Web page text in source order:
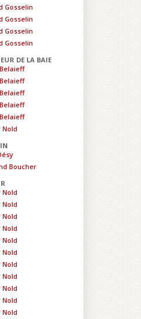
Gosselin
Gosselin
Gosselin
Gosselin
DE LA BAIE
Nold
Boucher
Nold
Nold
Nold
Nold
Nold
Nold
Nold
Nold
Nold
Nold
Nold